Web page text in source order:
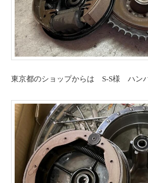
東京都のショップからは S-S様 ハン